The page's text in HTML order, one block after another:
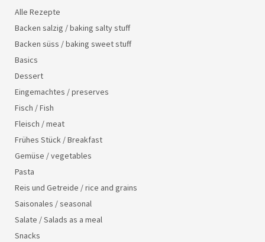
Alle Rezepte
Backen salzig / baking salty stuff
Backen süss / baking sweet stuff
Basics
Dessert
Eingemachtes / preserves
Fisch / Fish
Fleisch / meat
Frühes Stück / Breakfast
Gemüse / vegetables
Pasta
Reis und Getreide / rice and grains
Saisonales / seasonal
Salate / Salads as a meal
Snacks